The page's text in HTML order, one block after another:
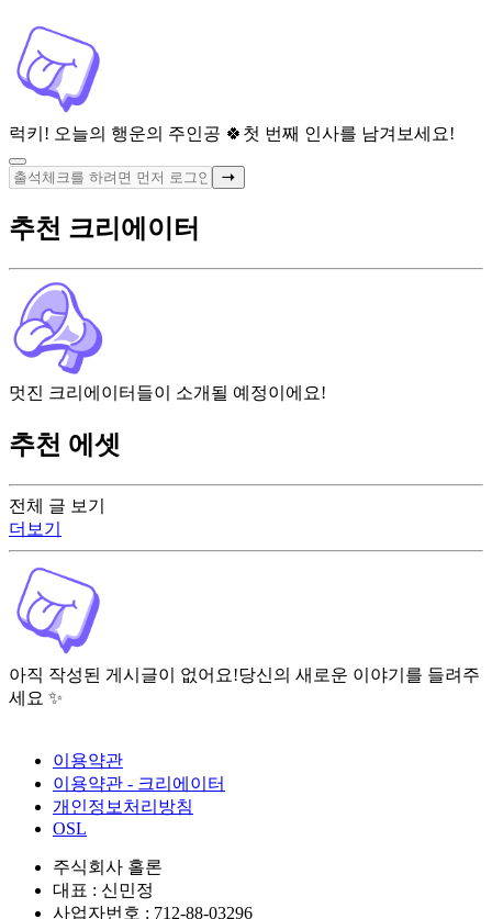
럭키! 오늘의 행운의 주인공 🍀 첫 번째 인사를 남겨보세요!
전체 글 보기
더보기
아직 작성된 게시글이 없어요!당신의 새로운 이야기를 들려주
세요 ✨
추천 크리에이터
멋진 크리에이터들이 소개될 예정이에요!
추천 에셋
이용약관
이용약관 - 크리에이터
개인정보처리방침
OSL
주식회사 홀론
대표 : 신민정
사업자번호 : 712-88-03296